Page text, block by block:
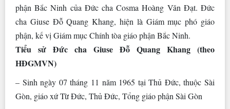
phận Bắc Ninh của Đức cha Cosma Hoàng Văn Đạt. Đức
cha Giuse Đỗ Quang Khang, hiện là Giám mục phó giáo
phận, kế vị Giám mục Chính tòa giáo phận Bắc Ninh.
Tiểu sử Đức cha Giuse Đỗ Quang Khang (theo
HĐGMVN)
– Sinh ngày 07 tháng 11 năm 1965 tại Thủ Đức, thuộc Sài
Gòn, giáo xứ Từ Đức, Thủ Đức, Tổng giáo phận Sài Gòn